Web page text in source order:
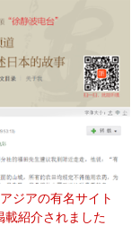
ジアの有名サイト
紹介されました